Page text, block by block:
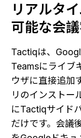
リアルタ
可能な会
Tactiqは、
Teamsにライブ
ウザに直接追加
リのインストー
にTactiqサイド
だけです。会議